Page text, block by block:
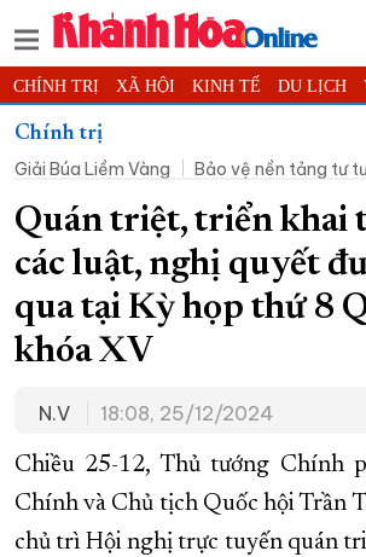
CHÍNH TRỊ XÃ HỘI KINH TẾ DU LỊCH
THỂ THAO
KHOA HỌC - CÔNG NGHỆ PHÁP LUẬT
THẾ GIỚI MULTIMEDIA VIDEO ĐỌC
PODCAST THÔNG TIN - QUẢNG CÁO
QUY HOẠCH TỈNH KHÁNH HÒA
TRƯỜNG SA BIỂN ĐẢO QUÊ HƯƠNG
XÂY DỰNG NÔNG THÔN MỚI LỊCH CẮT
TÀU - XE - MÁY BAY
KỶ NIỆM 370 NĂM XÂY DỰNG VÀ PHÁT
KHOẢNH KHẮC ĐẸP XỨ TRẦM
Chính trị
Giải Búa Liềm Vàng
Bảo vệ nền tảng tư
Quán triệt, triển khai
các luật, nghị quyết
qua tại Kỳ họp thứ 8
khóa XV
N.V 18:08, 25/12/2024
Chiều 25-12, Thủ tướng Chính
Chính và Chủ tịch Quốc hội Trần
chủ trì Hội nghị trực tuyến quán